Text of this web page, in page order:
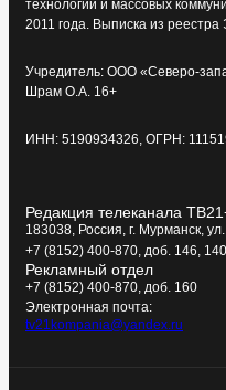
технологий и массовых
2011 года. Выписка из
Учредитель: ООО «Северо-
Шрам О.А. 16+
ИНН: 5190934326, ОГРН:
Редакция телеканала
183038, Россия, г. Мурманск,
+7 (8152) 400-870, доб. 146, 140
Рекламный отдел
+7 (8152) 400-870, доб. 160
Электронная почта:
tv21kompania@yandex.ru